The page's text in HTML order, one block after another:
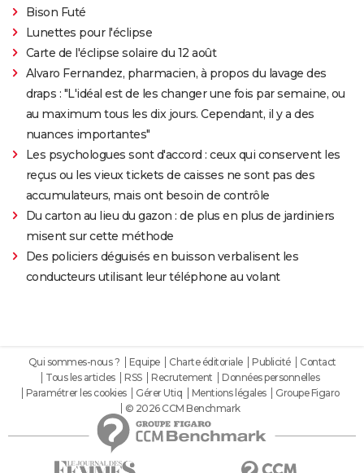
Bison Futé
Lunettes pour l'éclipse
Carte de l'éclipse solaire du 12 août
Alvaro Fernandez, pharmacien, à propos du lavage des
draps : "L'idéal est de les changer une fois par semaine, ou
au maximum tous les dix jours. Cependant, il y a des
nuances importantes"
Les psychologues sont d'accord : ceux qui conservent les
reçus ou les vieux tickets de caisses ne sont pas des
accumulateurs, mais ont besoin de contrôle
Du carton au lieu du gazon : de plus en plus de jardiniers
misent sur cette méthode
Des policiers déguisés en buisson verbalisent les
conducteurs utilisant leur téléphone au volant
Qui sommes-nous ? Equipe Charte éditoriale Publicité
Contact
Tous les articles
RSS Recrutement
Données personnelles
Paramétrer les cookies
Gérer Utiq Mentions légales
Groupe Figaro
© 2026 CCM Benchmark